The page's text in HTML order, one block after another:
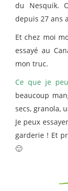
du Nesquik.
depuis 27 ans
Et chez moi
essayé au
mon truc.
Ce que je
beaucoup
secs, granola,
Je peux
garderie ! Et
🙂